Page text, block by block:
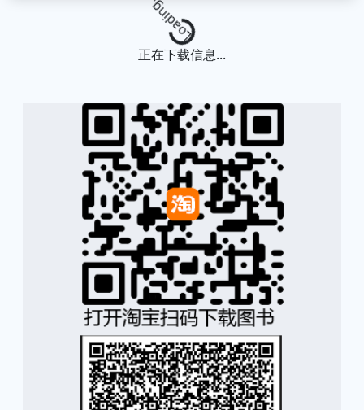
Loading...
正在下载信息...